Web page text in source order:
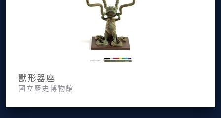
獸形器座
國立歷史博物館